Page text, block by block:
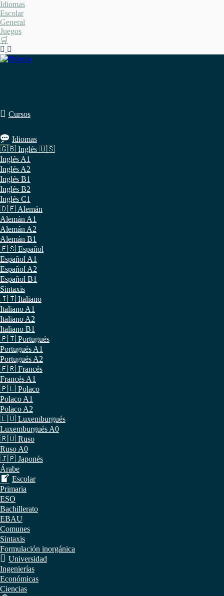
Saltar
al
contenido
Idiomas
Escolar
General
Juegos
🛒
Cursos
Idiomas
🇬🇧 Inglés 🇺🇸
Inglés A1
Inglés A2
Inglés B1
Inglés B2
Inglés C1
🇩🇪 Alemán
Alemán A1
Alemán A2
Alemán B1
🇪🇸 Español
Español A1
Español A2
Español B1
Sintaxis
🇮🇹 Italiano
Italiano A1
Italiano A2
Italiano B1
🇵🇹 Portugués
Portugués A1
Portugués A2
🇫🇷 Francés
Francés A1
🇵🇱 Polaco
Polaco A1
Polaco A2
🇱🇺 Luxemburgués
Luxemburgués A0
🇷🇺 Ruso
Ruso A0
🇯🇵 Japonés
Árabe
Escolar
Primaria
ESO
Bachillerato
EBAU
Comunes
Sintaxis
Formulación inorgánica
Universidad
Ingenierías
Económicas
Ciencias